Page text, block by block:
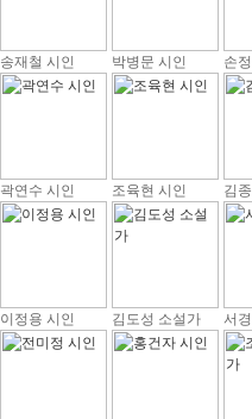
송재철 시인 박병문 시인 손
곽연수 시인 조육현 시인 김
이정용 시인 김도성 소설가 서